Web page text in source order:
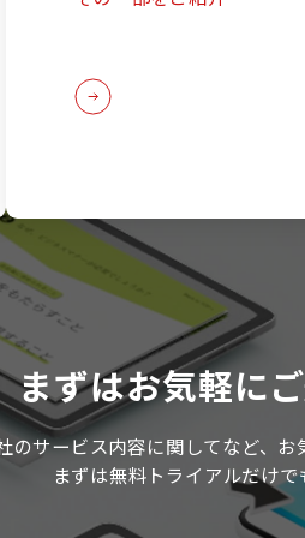
まずはお気軽に
のサービス内容に関してなど、 お
まずは無料トライアルだけで